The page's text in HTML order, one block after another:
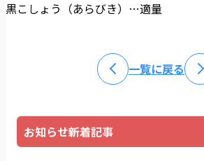
黒こしょう（あらびき）…適量
一覧に戻る
お知らせ新着記事